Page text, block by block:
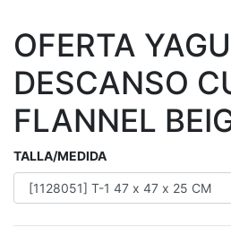
OFERTA YAGU
DESCANSO
FLANNEL
TALLA/MEDIDA